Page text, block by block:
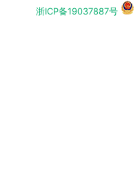
浙ICP备19037887号